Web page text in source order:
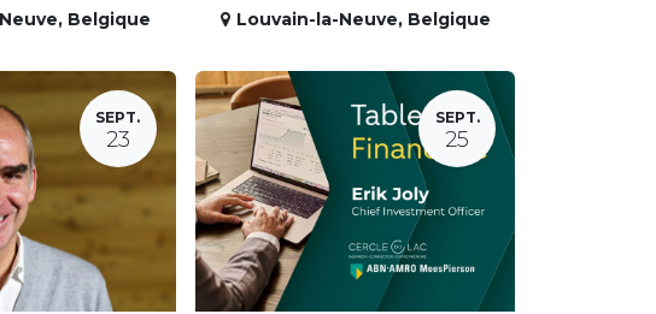
, Belgique Louvain-la-Neuve, Belgique
SEPT.
23
SEPT.
25